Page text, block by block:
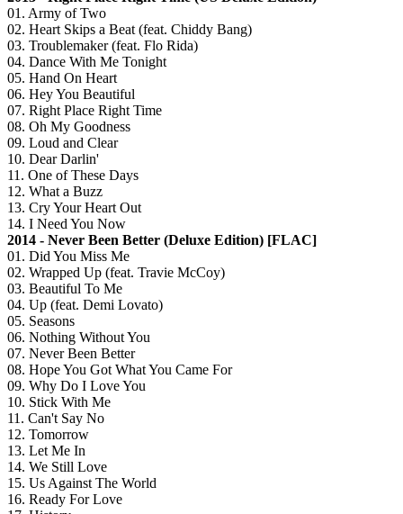
01. Army of Two
02. Heart Skips a Beat (feat. Chiddy Bang)
03. Troublemaker (feat. Flo Rida)
04. Dance With Me Tonight
05. Hand On Heart
06. Hey You Beautiful
07. Right Place Right Time
08. Oh My Goodness
09. Loud and Clear
10. Dear Darlin'
11. One of These Days
12. What a Buzz
13. Cry Your Heart Out
14. I Need You Now
2014 - Never Been Better (Deluxe Edition) [FLAC]
01. Did You Miss Me
02. Wrapped Up (feat. Travie McCoy)
03. Beautiful To Me
04. Up (feat. Demi Lovato)
05. Seasons
06. Nothing Without You
07. Never Been Better
08. Hope You Got What You Came For
09. Why Do I Love You
10. Stick With Me
11. Can't Say No
12. Tomorrow
13. Let Me In
14. We Still Love
15. Us Against The World
16. Ready For Love